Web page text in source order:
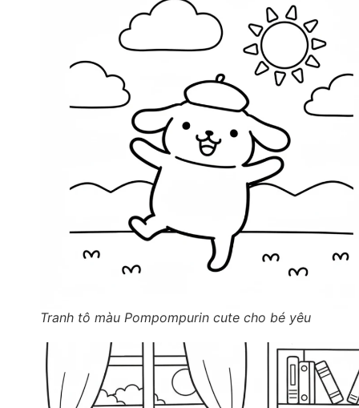
Tranh tô màu Pompompurin cute cho bé yêu